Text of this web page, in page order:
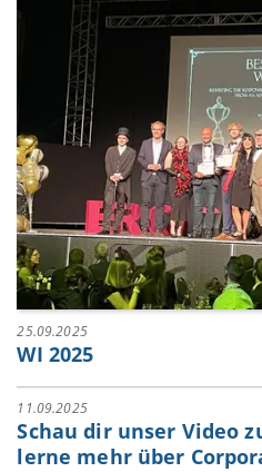
25.09.2025
WI 2025
11.09.2025
Schau dir unser Video
lerne mehr über